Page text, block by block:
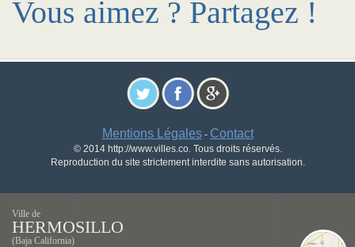
Vous aimez ? Partagez !
Mentions Légales- Contact
© 2014 http://www.villes.co. Tous droits réservés.
Reproduction du site strictement interdite sans autorisation.
Ville de
HERMOSILLO
(Baja California)